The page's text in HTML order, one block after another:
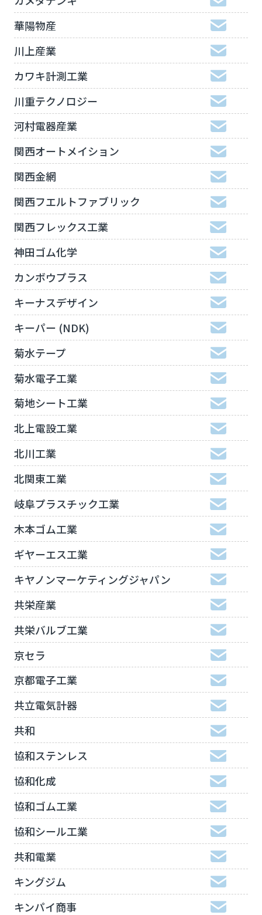
華陽物産
川上産業
カワキ計測工業
川重テクノロジー
河村電器産業
関西オートメイション
関西金網
関西フエルトファブリック
関西フレックス工業
神田ゴム化学
カンボウプラス
キーナスデザイン
キーパー (NDK)
菊水テープ
菊水電子工業
菊地シート工業
北上電設工業
北川工業
北関東工業
岐阜プラスチック工業
木本ゴム工業
ギヤーエス工業
キヤノンマーケティングジャパン
共栄産業
共栄バルブ工業
京セラ
京都電子工業
共立電気計器
共和
協和ステンレス
協和化成
協和ゴム工業
協和シール工業
共和電業
キングジム
キンパイ商事